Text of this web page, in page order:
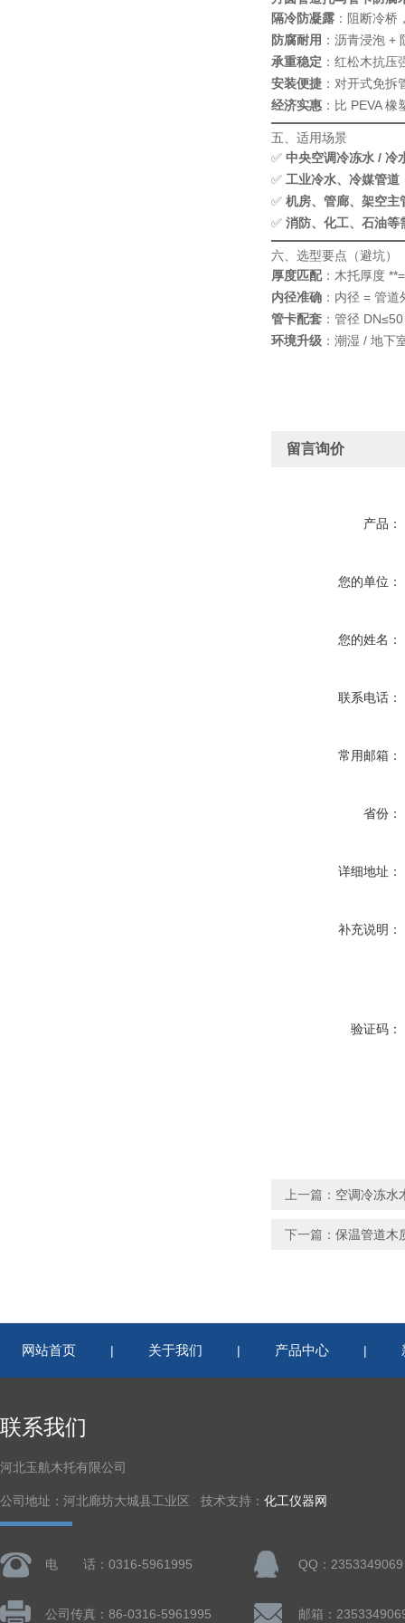
隔冷防凝露 ：阻断冷桥
防腐耐用 ：沥青浸泡 +
承重稳定 ：红松木抗压
安装便捷 ：对开式免拆
经济实惠 ：比 PEVA 橡
五、适用场景
✅ 中央空调冷冻水 / 冷
✅ 工业冷水、冷媒管
✅ 机房、管廊、架空主
✅ 消防、化工、石油等
六、选型要点（避坑）
厚度匹配：木托厚度
内径准确 ：内径 = 管
管卡配套 ：管径
环境升级 ：潮湿 / 地下
留言询价
产品：
您的单位：
您的姓名：
联系电话：
常用邮箱：
省份：
详细地址：
补充说明：
验证码：
上一篇： 空调冷冻水
下一篇： 保温管道木
网站首页 | 关于我们 | 产品中心 |
联系我们
河北玉航木托有限公司
公司地址：河北廊坊大城县工业区 技术支持： 化工仪器网
电 话：0316-5961995 QQ：2353349069
公司传真：86-0316-5961995 邮箱：